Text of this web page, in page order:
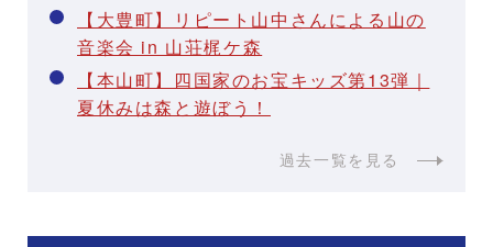
【大豊町】リピート山中さんによる山の
音楽会 in 山荘梶ケ森
【本山町】四国家のお宝キッズ第13弾｜
夏休みは森と遊ぼう！
過去一覧を見る